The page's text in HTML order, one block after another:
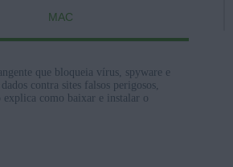
bit
MAC
que bloqueia vírus, spyware e
contra sites falsos perigosos,
como baixar e instalar o